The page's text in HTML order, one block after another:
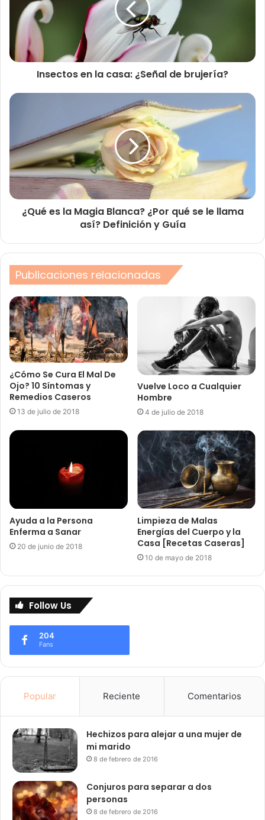
Insectos en la casa: ¿Señal de brujería?
¿Qué es la Magia Blanca? ¿Por qué se le llama
así? Definición y Guía
Publicaciones relacionadas
¿Cómo Se Cura El Mal De
Ojo? 10 Síntomas y
Remedios Caseros
13 de julio de 2018
Vuelve Loco a Cualquier
Hombre
4 de julio de 2018
Ayuda a la Persona
Enferma a Sanar
20 de junio de 2018
Limpieza de Malas
Energías del Cuerpo y la
Casa [Recetas Caseras]
10 de mayo de 2018
Follow Us
204
Fans
Popular Reciente Comentarios
Hechizos para alejar a una mujer de
mi marido
8 de febrero de 2016
Conjuros para separar a dos
personas
8 de febrero de 2016